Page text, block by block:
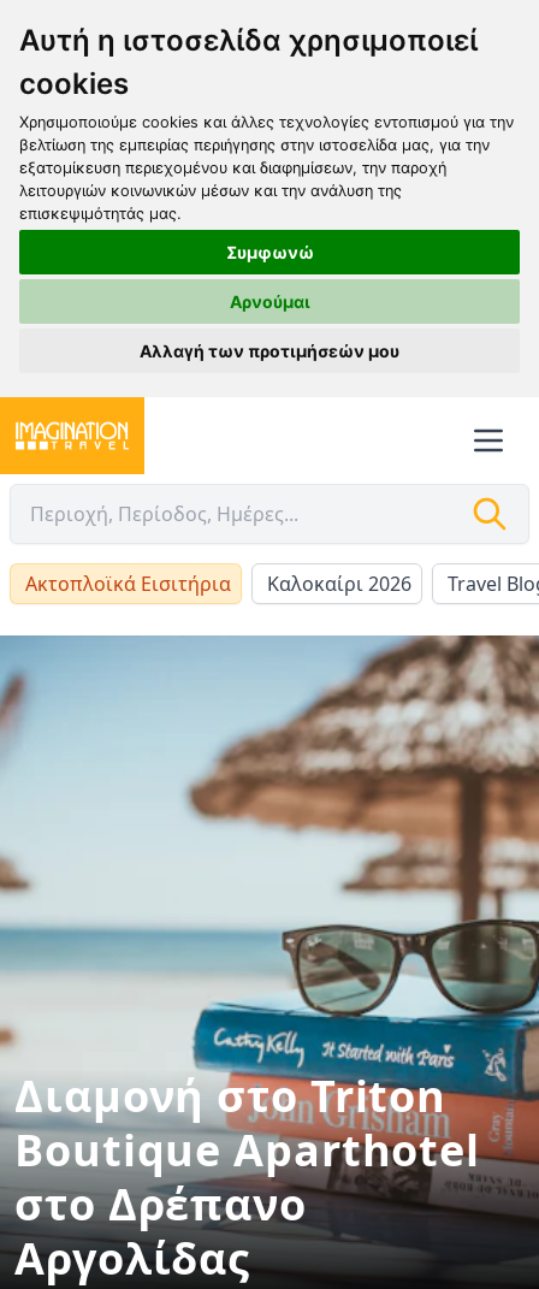
Αυτή η ιστοσελίδα χρησιμοποιεί
cookies
Χρησιμοποιούμε cookies και άλλες τεχνολογίες εντοπισμού για την
βελτίωση της εμπειρίας περιήγησης στην ιστοσελίδα μας, για την
εξατομίκευση περιεχομένου και διαφημίσεων, την παροχή
λειτουργιών κοινωνικών μέσων και την ανάλυση της
επισκεψιμότητάς μας.
Συμφωνώ
Αρνούμαι
Αλλαγή των προτιμήσεών μου
Ακτοπλοϊκά Εισιτήρια Καλοκαίρι 2026 Travel
Διαμονή στο Triton
Boutique Aparthotel
στο Δρέπανο
Αργολίδας